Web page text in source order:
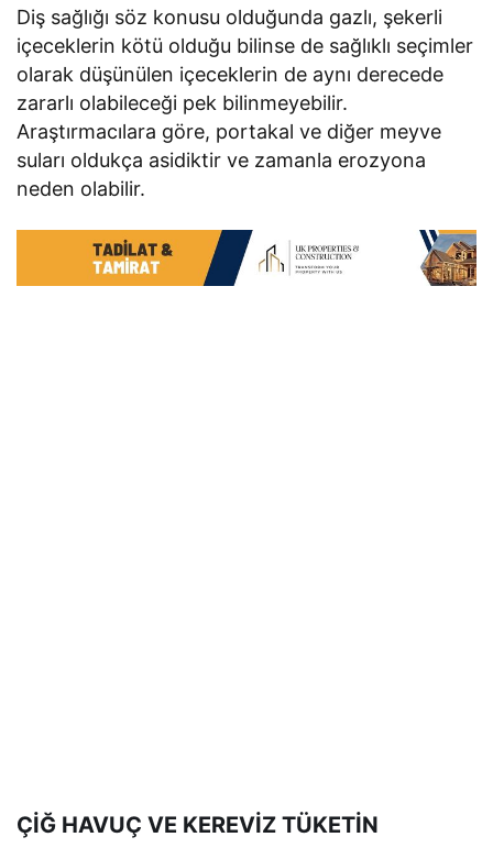
Diş sağlığı söz konusu olduğunda gazlı, şekerli
içeceklerin kötü olduğu bilinse de sağlıklı seçimler
olarak düşünülen içeceklerin de aynı derecede
zararlı olabileceği pek bilinmeyebilir.
Araştırmacılara göre, portakal ve diğer meyve
suları oldukça asidiktir ve zamanla erozyona
neden olabilir.
ÇİĞ HAVUÇ VE KEREVİZ TÜKETİN